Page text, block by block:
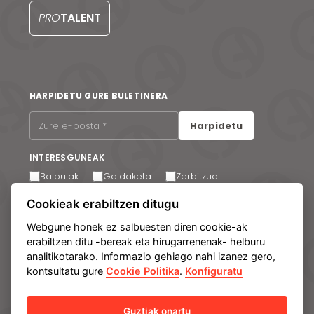
PROTALENT
HARPIDETU GURE BULETINERA
Harpidetu
INTERESGUNEAK
Balbulak Galdaketa Zerbitzua
Mezu elektroniko bidezko komunikazioak jasotzea
onartzen dut. Edozein unetan harpidetza kendu
dezakezu gure mezu elektronikoen oinean dagoen
estekaren bidez.
Manage cookies Barne Informazio Sistema
Cookieak erabiltzen ditugu
Webgune honek ez salbuesten diren cookie-ak
erabiltzen ditu -bereak eta hirugarrenenak- helburu
analitikotarako. Informazio gehiago nahi izanez gero,
kontsultatu gureCookie Politika. Konfiguratu
Guztiak onartu